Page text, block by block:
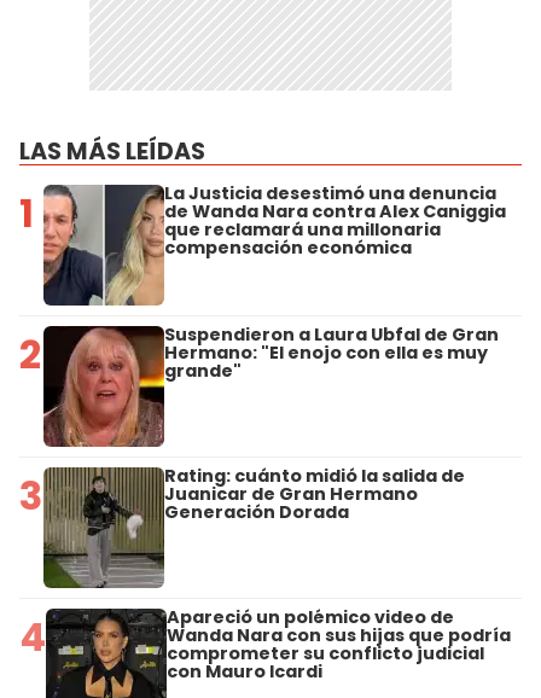
LAS MÁS LEÍDAS
1 La Justicia desestimó una denuncia
de Wanda Nara contra Alex Caniggia
que reclamará una millonaria
compensación económica
2 Suspendieron a Laura Ubfal de Gran
Hermano: "El enojo con ella es muy
grande"
3 Rating: cuánto midió la salida de
Juanicar de Gran Hermano
Generación Dorada
4 Apareció un polémico video de
Wanda Nara con sus hijas que podría
comprometer su conflicto judicial
con Mauro Icardi